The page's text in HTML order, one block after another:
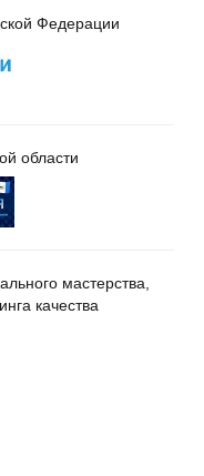
Федерации
области
мастерства,
качества